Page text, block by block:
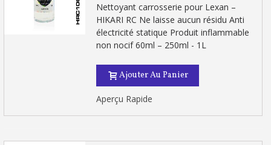
Nettoyant carrosserie pour Lexan –
HIKARI RC Ne laisse aucun résidu Anti
électricité statique Produit inflammable
non nocif 60ml – 250ml - 1L
Ajouter Au Panier
Aperçu Rapide